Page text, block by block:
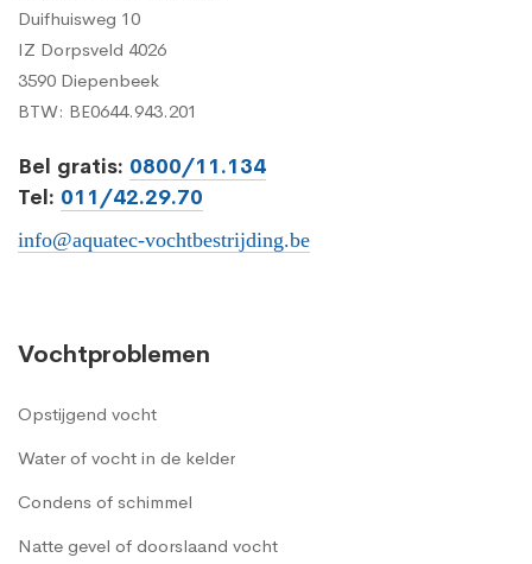
Duifhuisweg 10
IZ Dorpsveld 4026
3590 Diepenbeek
BTW: BE0644.943.201
Bel gratis: 0800/11.134
Tel: 011/42.29.70
info@aquatec-vochtbestrijding.be
Vochtproblemen
Opstijgend vocht
Water of vocht in de kelder
Condens of schimmel
Natte gevel of doorslaand vocht